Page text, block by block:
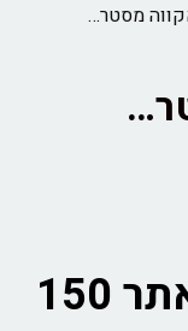
*מינימום הזמנה באתר 150